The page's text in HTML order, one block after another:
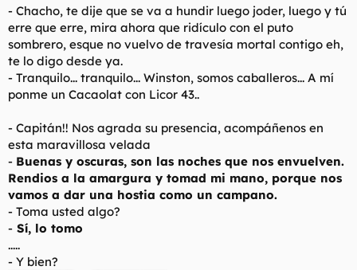
- Chacho, te dije que se va a hundir luego joder, luego y tú
erre que erre, mira ahora que ridículo con el puto
sombrero, esque no vuelvo de travesía mortal contigo eh,
te lo digo desde ya.
- Tranquilo... tranquilo... Winston, somos caballeros... A mí
ponme un Cacaolat con Licor 43..
- Capitán!! Nos agrada su presencia, acompáñenos en
esta maravillosa velada
- Buenas y oscuras, son las noches que nos envuelven.
Rendios a la amargura y tomad mi mano, porque nos
vamos a dar una hostia como un campano.
- Toma usted algo?
- Sí, lo tomo
.....
- Y bien?